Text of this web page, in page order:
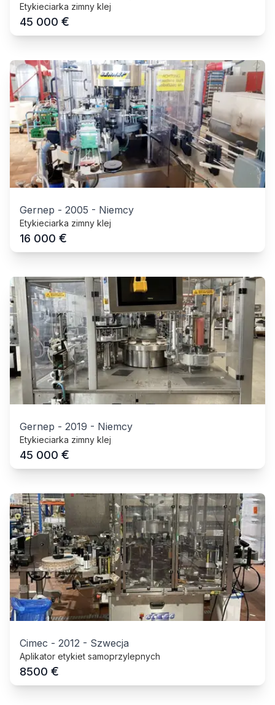
Etykieciarka zimny klej
45 000 €
Gernep - 2005 - Niemcy
Etykieciarka zimny klej
16 000 €
Gernep - 2019 - Niemcy
Etykieciarka zimny klej
45 000 €
Cimec - 2012 - Szwecja
Aplikator etykiet samoprzylepnych
8500 €